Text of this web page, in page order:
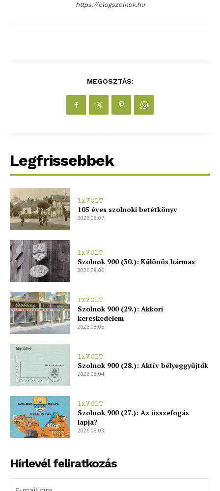
https://blogszolnok.hu
MEGOSZTÁS:
Legfrissebbek
1XVOLT
105 éves szolnoki betétkönyv
2026.08.07.
1XVOLT
Szolnok 900 (30.): Különös hármas
2026.08.06.
1XVOLT
Szolnok 900 (29.): Akkori
kereskedelem
2026.08.05.
1XVOLT
Szolnok 900 (28.): Aktív bélyeggyűjtők
2026.08.04.
1XVOLT
Szolnok 900 (27.): Az összefogás
lapja?
2026.08.03.
Hírlevél feliratkozás